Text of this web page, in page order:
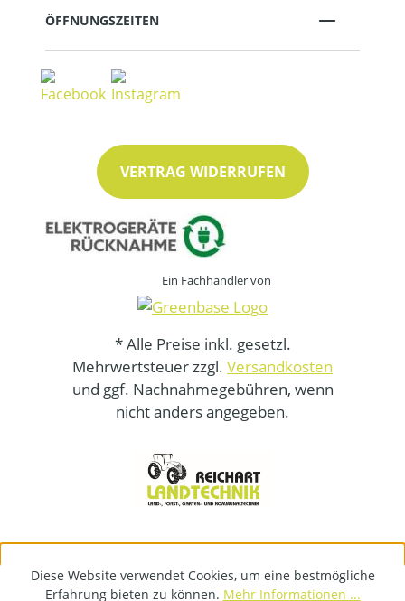
ÖFFNUNGSZEITEN
VERTRAG WIDERRUFEN
Ein Fachhändler von
* Alle Preise inkl. gesetzl.
Mehrwertsteuer zzgl. Versandkosten
und ggf. Nachnahmegebühren, wenn
nicht anders angegeben.
Diese Website verwendet Cookies, um eine bestmögliche
Erfahrung bieten zu können. Mehr Informationen ...